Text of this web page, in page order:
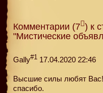
Комментарии (7 ) к
"Мистические
Gally#1 17.04.2020 22:46
Высшие силы любят Вас!
спасибо.